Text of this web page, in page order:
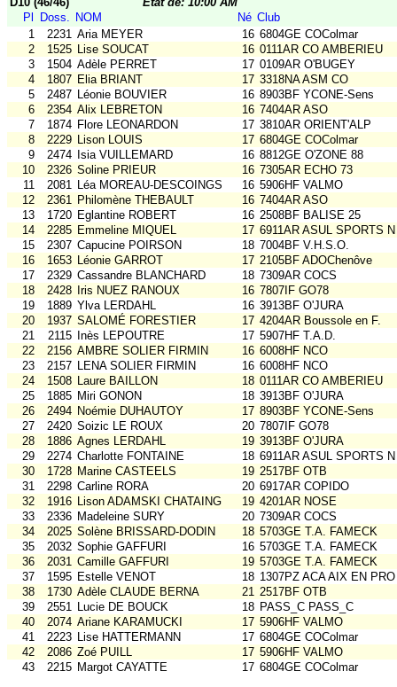
Pl
Doss. NOM Né Club
1
2231 Aria MEYER 16 6804GE COColmar
2
1525 Lise SOUCAT 16 0111AR CO AMBERIEU
3
1504 Adèle PERRET 17 0109AR O'BUGEY
4
1807 Elia BRIANT 17 3318NA ASM CO
5
2487 Léonie BOUVIER 16 8903BF YCONE-Sens
6
2354 Alix LEBRETON 16 7404AR ASO
7
1874 Flore LEONARDON 17 3810AR ORIENT'ALP
8
2229 Lison LOUIS 17 6804GE COColmar
9
2474 Isia VUILLEMARD 16 8812GE O'ZONE 88
10
2326 Soline PRIEUR 16 7305AR ECHO 73
11
2081 Léa MOREAU-DESCOINGS 16 5906HF VALMO
12
2361 Philomène THEBAULT 16 7404AR ASO
13
1720 Eglantine ROBERT 16 2508BF BALISE 25
14
2285 Emmeline MIQUEL 17 6911AR ASUL SPORTS
15
2307 Capucine POIRSON 18 7004BF V.H.S.O.
16
1653 Léonie GARROT 17 2105BF ADOChenôve
17
2329 Cassandre BLANCHARD 18 7309AR COCS
18
2428 Iris NUEZ RANOUX 16 7807IF GO78
19
1889 Ylva LERDAHL 16 3913BF O'JURA
20
1937 SALOMÉ FORESTIER 17 4204AR Boussole en F.
21
2115 Inès LEPOUTRE 17 5907HF T.A.D.
22
2156 AMBRE SOLIER FIRMIN 16 6008HF NCO
23
2157 LENA SOLIER FIRMIN 16 6008HF NCO
24
1508 Laure BAILLON 18 0111AR CO AMBERIEU
25
1885 Miri GONON 18 3913BF O'JURA
26
2494 Noémie DUHAUTOY 17 8903BF YCONE-Sens
27
2420 Soizic LE ROUX 20 7807IF GO78
28
1886 Agnes LERDAHL 19 3913BF O'JURA
29
2274 Charlotte FONTAINE 18 6911AR ASUL SPORTS
30
1728 Marine CASTEELS 19 2517BF OTB
31
2298 Carline RORA 20 6917AR COPIDO
32
1916 Lison ADAMSKI CHATAING 19 4201AR NOSE
33
2336 Madeleine SURY 20 7309AR COCS
34
2025 Solène BRISSARD-DODIN 18 5703GE T.A. FAMECK
35
2032 Sophie GAFFURI 16 5703GE T.A. FAMECK
36
2031 Camille GAFFURI 19 5703GE T.A. FAMECK
37
1595 Estelle VENOT 18 1307PZ ACA AIX EN
38
1730 Adèle CLAUDE BERNA 21 2517BF OTB
39
2551 Lucie DE BOUCK 18 PASS_C PASS_C
40
2074 Ariane KARAMUCKI 17 5906HF VALMO
41
2223 Lise HATTERMANN 17 6804GE COColmar
42
2086 Zoé PUILL 17 5906HF VALMO
43
2215 Margot CAYATTE 17 6804GE COColmar